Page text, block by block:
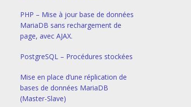
PHP – Mise à jour base de données
MariaDB sans rechargement de
page, avec AJAX.
PostgreSQL – Procédures stockées
Mise en place d’une réplication de
bases de données MariaDB
(Master-Slave)